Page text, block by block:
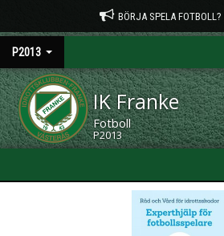
BÖRJA SPELA
P2013
IK Franke
Fotboll
P2013